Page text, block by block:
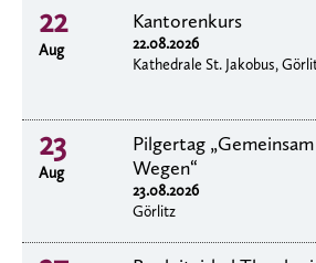
22
Aug
Kantorenkurs
22.08.2026
Kathedrale St. Jakobus,
23
Aug
Pilgertag
Wegen“
23.08.2026
Görlitz